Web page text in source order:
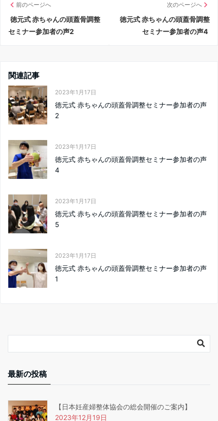
前のページへ
徳元式 赤ちゃんの頭蓋骨調整
セミナー参加者の声2
次のページへ
徳元式 赤ちゃんの頭蓋骨調整
セミナー参加者の声4
関連記事
2023年1月17日
徳元式 赤ちゃんの頭蓋骨調整セミナー参加者の声
2
2023年1月17日
徳元式 赤ちゃんの頭蓋骨調整セミナー参加者の声
4
2023年1月17日
徳元式 赤ちゃんの頭蓋骨調整セミナー参加者の声
5
2023年1月17日
徳元式 赤ちゃんの頭蓋骨調整セミナー参加者の声
1
最新の投稿
【日本妊産婦整体協会の総会開催のご案内】
2023年12月19日